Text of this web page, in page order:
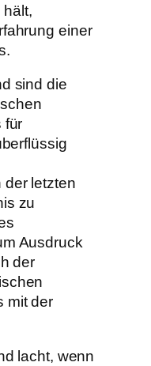
einer
sind die
für
der letzten
zu
Ausdruck
der
mit der
lacht, wenn